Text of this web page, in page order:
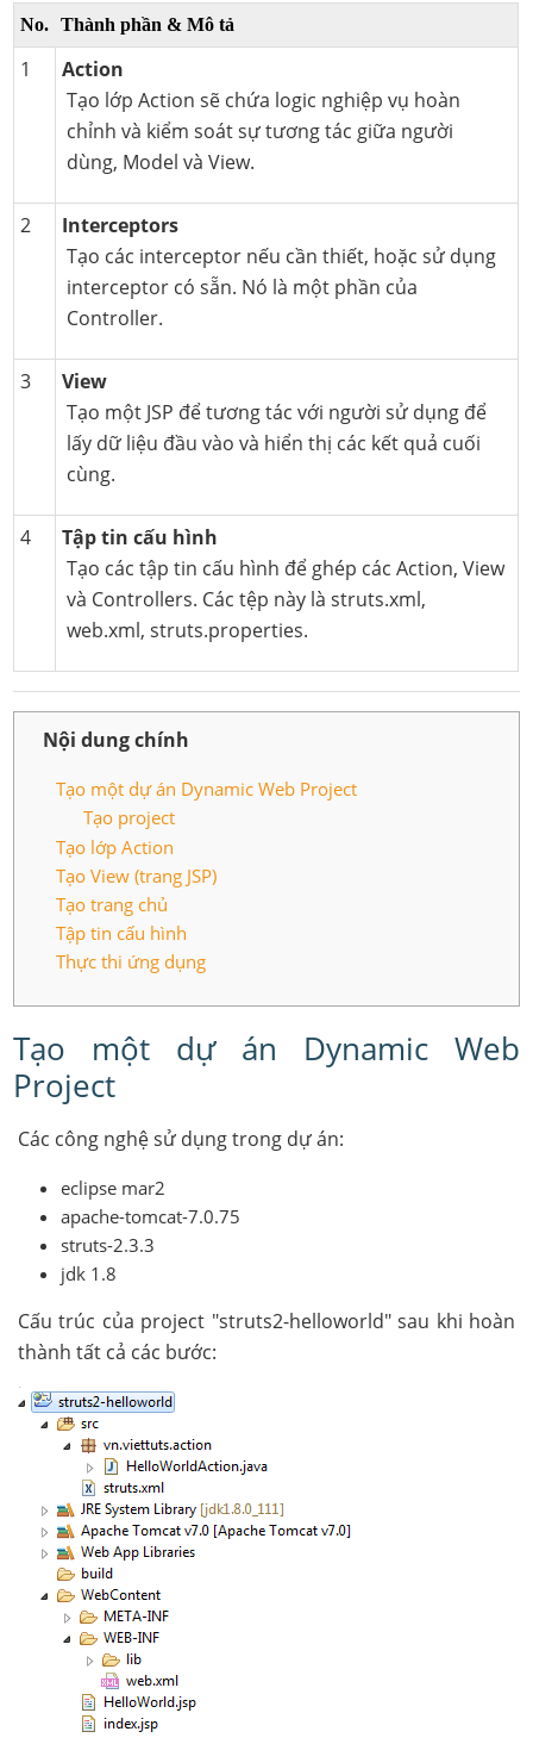
No. Thành phần & Mô tả
1
Action
Tạo lớp Action sẽ chứa logic nghiệp vụ hoàn
chỉnh và kiểm soát sự tương tác giữa người
dùng, Model và View.
2
Interceptors
Tạo các interceptor nếu cần thiết, hoặc sử dụng
interceptor có sẵn. Nó là một phần của
Controller.
3
View
Tạo một JSP để tương tác với người sử dụng để
lấy dữ liệu đầu vào và hiển thị các kết quả cuối
cùng.
4
Tập tin cấu hình
Tạo các tập tin cấu hình để ghép các Action, View
và Controllers. Các tệp này là struts.xml,
web.xml, struts.properties.
Nội dung chính
Tạo một dự án Dynamic Web Project
Tạo project
Tạo lớp Action
Tạo View (trang JSP)
Tạo trang chủ
Tập tin cấu hình
Thực thi ứng dụng
Tạo một dự án Dynamic Web
Project
Các công nghệ sử dụng trong dự án:
eclipse mar2
apache-tomcat-7.0.75
struts-2.3.3
jdk 1.8
Cấu trúc của project "struts2-helloworld" sau khi hoàn
thành tất cả các bước: